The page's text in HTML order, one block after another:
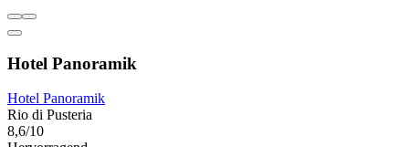
Hotel Panoramik
Hotel Panoramik
Rio di Pusteria
8,6/10